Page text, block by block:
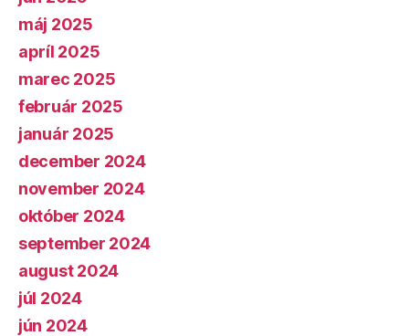
máj 2025
apríl 2025
marec 2025
február 2025
január 2025
december 2024
november 2024
október 2024
september 2024
august 2024
júl 2024
jún 2024